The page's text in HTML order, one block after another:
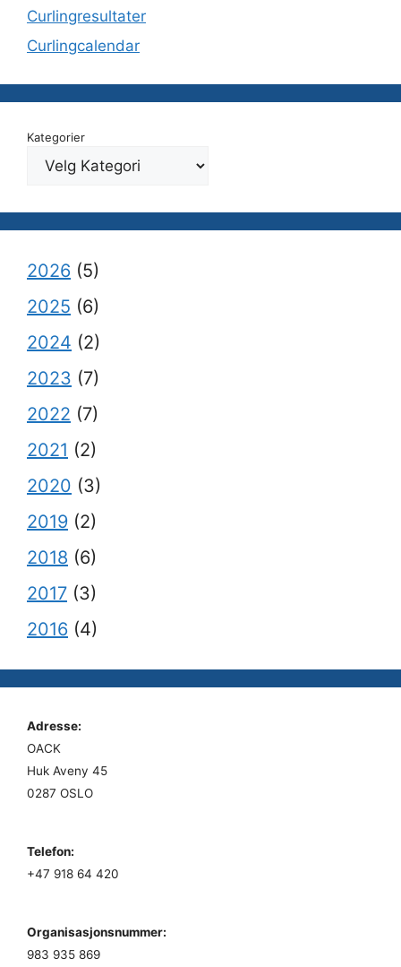
Curlingresultater
Curlingcalendar
Kategorier
2026 (5)
2025 (6)
2024 (2)
2023 (7)
2022 (7)
2021 (2)
2020 (3)
2019 (2)
2018 (6)
2017 (3)
2016 (4)
Adresse:
OACK
Huk Aveny 45
0287 OSLO
Telefon:
+47 918 64 420
Organisasjonsnummer:
983 935 869